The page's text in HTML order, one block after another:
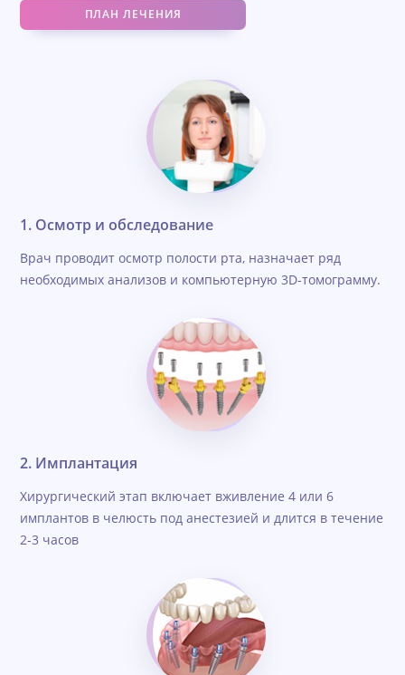
ПЛАН ЛЕЧЕНИЯ
1. Осмотр и обследование
Врач проводит осмотр полости рта, назначает ряд
необходимых анализов и компьютерную 3D-томограмму.
2. Имплантация
Хирургический этап включает вживление 4 или 6
имплантов в челюсть под анестезией и длится в течение
2-3 часов